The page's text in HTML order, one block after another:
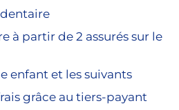
à partir de 2 assurés sur le
enfant et les suivants
grâce au tiers-payant